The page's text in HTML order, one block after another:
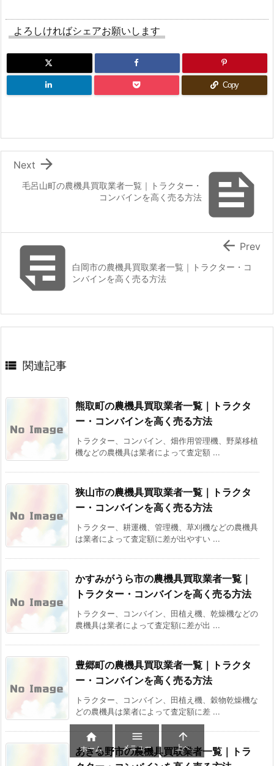
よろしければシェアお願いします
Copy

毛呂山町の農機具買取業者一覧｜トラクター・
コンバインを高く売る方法

Next
白岡市の農機具買取業者一覧｜トラクター・コ
ンバインを高く売る方法
 Prev
 関連記事
熊取町の農機具買取業者一覧｜トラクタ
ー・コンバインを高く売る方法
トラクター、コンバイン、畑作用管理機、野菜移植
機などの農機具は業者によって査定額 ...
狭山市の農機具買取業者一覧｜トラクタ
ー・コンバインを高く売る方法
トラクター、耕運機、管理機、草刈機などの農機具
は業者によって査定額に差が出やすい ...
かすみがうら市の農機具買取業者一覧｜
トラクター・コンバインを高く売る方法
トラクター、コンバイン、田植え機、乾燥機などの
農機具は業者によって査定額に差が出 ...
豊郷町の農機具買取業者一覧｜トラクタ
ー・コンバインを高く売る方法
トラクター、コンバイン、田植え機、穀物乾燥機な
どの農機具は業者によって査定額に差 ...
あきる野市の農機具買取業者一覧｜トラ

ホーム

メニュー

上へ